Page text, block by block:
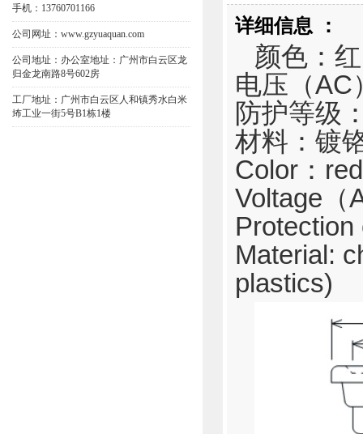
手机：13760701166
公司网址：www.gzyuaquan.com
公司地址：办公室地址：广州市白云区龙
归金龙南路8号602房
工厂地址：广州市白云区人和镇秀水白米
㘵工业一街5号B1栋1楼
详细信息 ：
颜色：
电压（AC
防护等级
材料：镀
Color：
Voltage（
Material:
plastics)